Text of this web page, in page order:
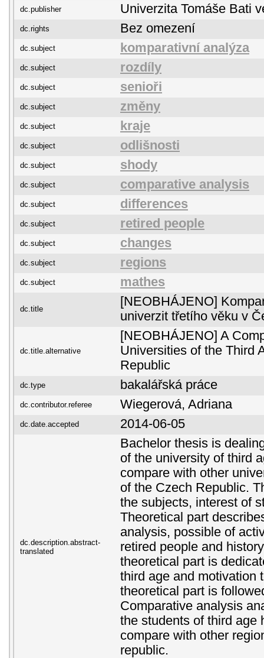
dc.publisher Univerzita Tomáše Bati
dc.rights Bez omezení
dc.subject komparativní analýza
dc.subject rozdíly
dc.subject senioři
dc.subject změny
dc.subject kraje
dc.subject odlišnosti
dc.subject shody
dc.subject comparative analysis
dc.subject differences
dc.subject retired people
dc.subject changes
dc.subject regions
dc.subject mathes
dc.title
[NEOBHÁJENO]
univerzit třetího věku v
dc.title.alternative
[NEOBHÁJENO] A
Universities of the Third
Republic
dc.type bakalářská práce
dc.contributor.referee Wiegerová, Adriana
dc.date.accepted 2014-06-05
dc.description.abstract-
translated
Bachelor thesis is
of the university of third
compare with other
of the Czech Republic.
the subjects, interest of
Theoretical part
analysis, possible of
retired people and
theoretical part is
third age and motivation
theoretical part is
Comparative analysis
the students of third age
compare with other
republic.